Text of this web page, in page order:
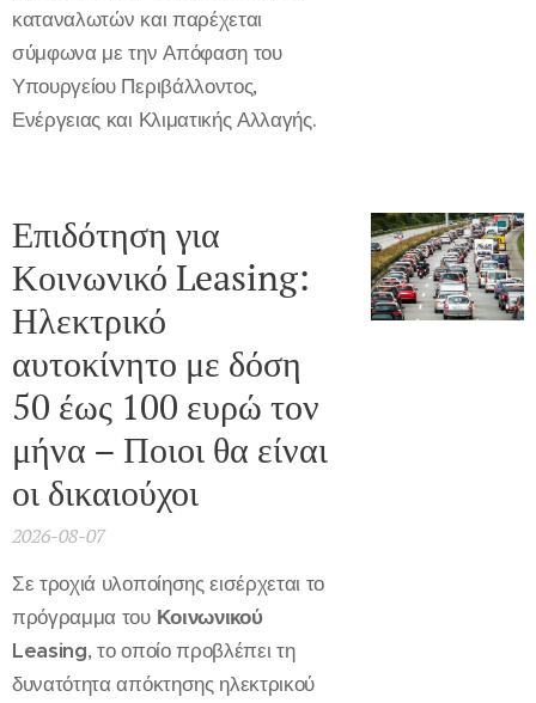
καταναλωτών και παρέχεται
σύμφωνα με την Απόφαση του
Υπουργείου Περιβάλλοντος,
Ενέργειας και Κλιματικής Αλλαγής.
Επιδότηση για
Κοινωνικό Leasing:
Ηλεκτρικό
αυτοκίνητο με δόση
50 έως 100 ευρώ τον
μήνα – Ποιοι θα είναι
οι δικαιούχοι
2026-08-07
Σε τροχιά υλοποίησης εισέρχεται το
πρόγραμμα του Κοινωνικού
Leasing, το οποίο προβλέπει τη
δυνατότητα απόκτησης ηλεκτρικού